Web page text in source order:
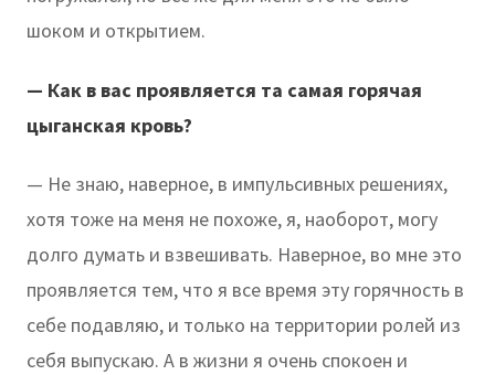
шоком и открытием.
— Как в вас проявляется та самая горячая
цыганская кровь?
— Не знаю, наверное, в импульсивных решениях,
хотя тоже на меня не похоже, я, наоборот, могу
долго думать и взвешивать. Наверное, во мне это
проявляется тем, что я все время эту горячность в
себе подавляю, и только на территории ролей из
себя выпускаю. А в жизни я очень спокоен и